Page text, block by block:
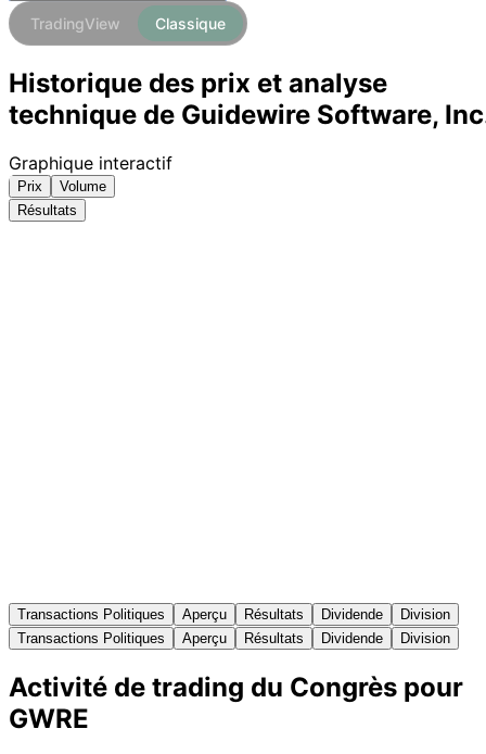
TradingView Classique
Historique des prix et analyse
technique de Guidewire Software,
Graphique interactif
Prix
Volume
Résultats
Transactions Politiques Aperçu Résultats Dividende
Division
Transactions Politiques
Aperçu Résultats Dividende Division
Activité de trading du Congrès pour
GWRE